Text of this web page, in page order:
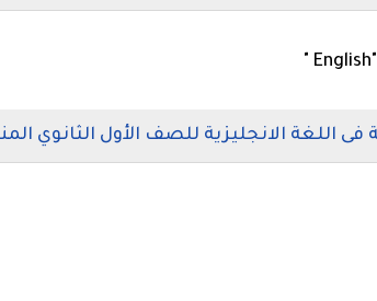
فى اللغة الانجليزية للصف الأول الثانوي